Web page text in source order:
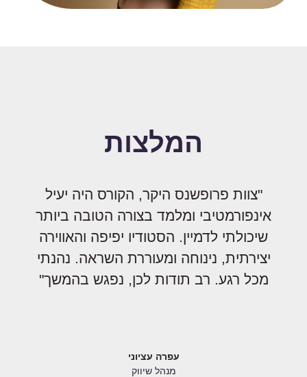
המלצות
"צוות פרופשנס היקר, הקורס היה יעיל
אינפורמטיבי ומלמד בצורה הטובה ביותר
שיכולתי לדמיין. הסטודיו יפיפה והאווירה
יצירתית, נינוחה ומעוררת השראה. נהנתי
מכל רגע. רב תודות לכן, נפגש בהמשך"
עפרה עציוני
מנהל שיווק